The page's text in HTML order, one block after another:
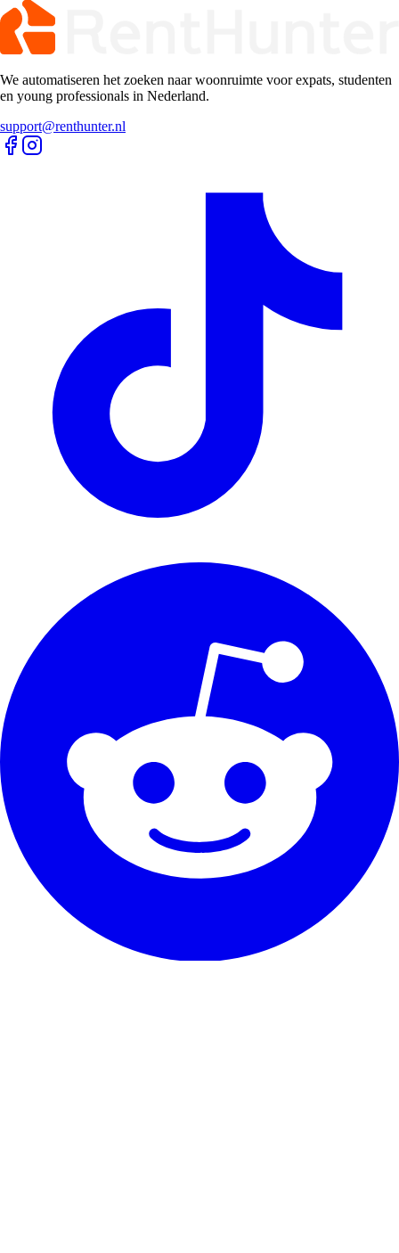
We automatiseren het zoeken naar woonruimte voor expats, studenten
en young professionals in Nederland.
support@renthunter.nl